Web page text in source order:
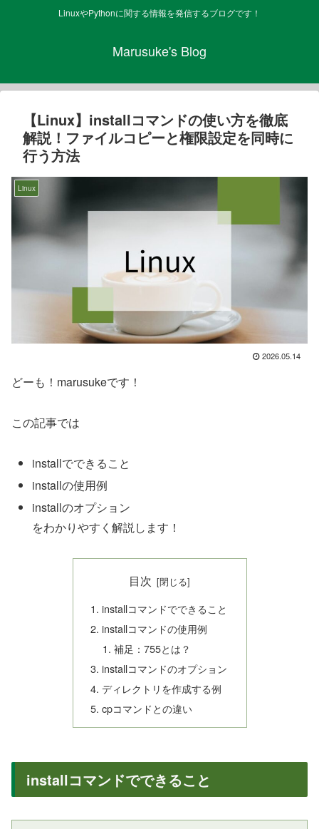
LinuxやPythonに関する情報を発信するブログです！
Marusuke's Blog
【Linux】installコマンドの使い方を徹底
解説！ファイルコピーと権限設定を同時に
行う方法
Linux
2026.05.14
どーも！marusukeです！
この記事では
installでできること
installの使用例
installのオプション
をわかりやすく解説します！
目次
installコマンドでできること
installコマンドの使用例
補足：755とは？
installコマンドのオプション
ディレクトリを作成する例
cpコマンドとの違い
installコマンドでできること